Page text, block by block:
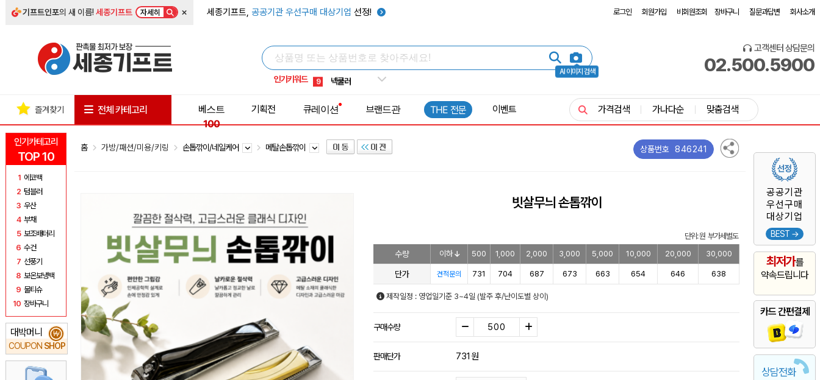
기프트인포의 새 이름!세종기프트 자세히 × 세종기프트, 공공기관 우선구매 대상기업 선정! 로그인 회원가입 비회원조회 장바구니 질문과답변 회사소개
AI 이미지 검색
인기키워드
5 키캡
8 쿨토시
9 넥쿨러
1 선풍기
고객센터 상담문의
02.500.5900
인기카테고리
TOP 10
1 에코백
2 텀블러
3 우산
4 부채
5 보조배터리
6 수건
7 선풍기
8 보온보냉백
9 물티슈
10 장바구니
대박머니
COUPON SHOP
₩
공공기관
우선구매
대상기업
BEST →
최저가를
약속드립니다
카드 간편결제
상담전화
즐겨찾기 전체 카테고리
베스트
100
기획전 큐레이션 브랜드관 THE 전문 이벤트 가격검색 가나다순 맞춤검색
홈 가방/패션/미용/키링 손톱깎이/네일케어 메탈손톱깎이 상품번호 846241
빗살무늬 손톱깎이
단위: 원 부가세별도
수량 이하 500 1,000 2,000 3,000 5,000 10,000 20,000 30,000
단가 견적문의 731 704 687 673 663 654 646 638
제작일정 : 영업일기준 3~4일 (발주 후/난이도별 상이)
구매수량
판매단가 731 원